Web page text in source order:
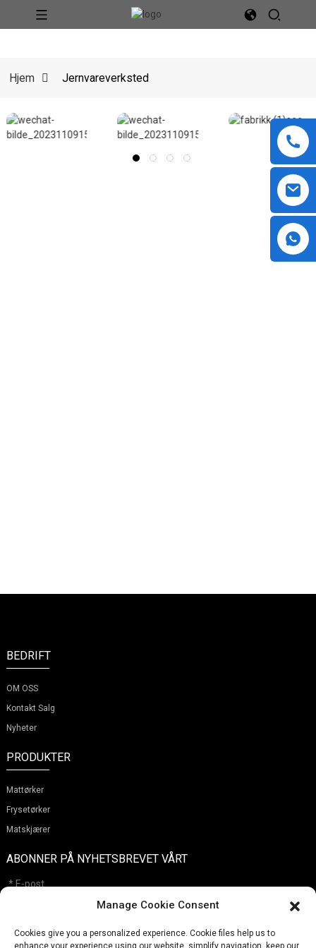
Hjem Jernvareverksted
BEDRIFT
OM OSS
Kontakt Salg
Nyheter
PRODUKTER
Mattørker
Frysetørker
Matskjærer
ABONNER PÅ NYHETSBREVET VÅRT
Sende Inn
Manage Cookie Consent
Cookies give you a personalized experience. Cookie files help us to
enhance your experience using our website, simplify navigation, keep our